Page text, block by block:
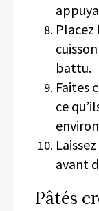
Placez
battu.
Faites
ce
avant
Pâtés